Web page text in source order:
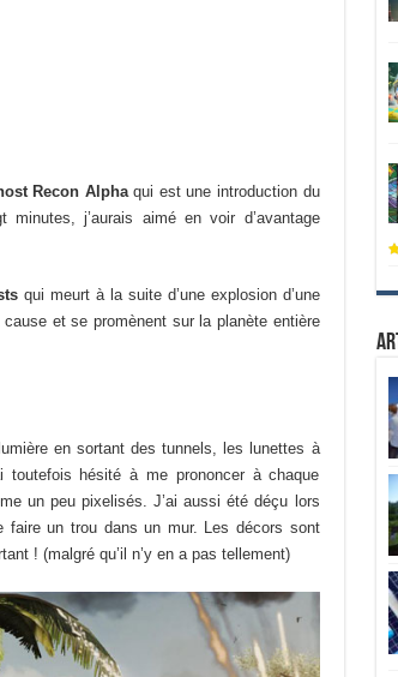
Recon Alphaqui est une introduction du
minutes, j’aurais aimé en voir d’avantage
qui meurt à la suite d’une explosion d’une
et se promènent sur la planète entière
en sortant des tunnels, les lunettes à
toutefois hésité à me prononcer à chaque
un peu pixelisés. J’ai aussi été déçu lors
faire un trou dans un mur. Les décors sont
! (malgré qu’il n’y en a pas tellement)